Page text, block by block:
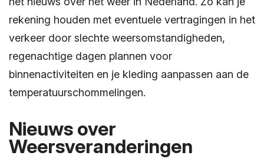
rekening houden met eventuele vertragingen in het
verkeer door slechte weersomstandigheden,
regenachtige dagen plannen voor
binnenactiviteiten en je kleding aanpassen aan de
temperatuurschommelingen.
Nieuws over
Weersveranderingen